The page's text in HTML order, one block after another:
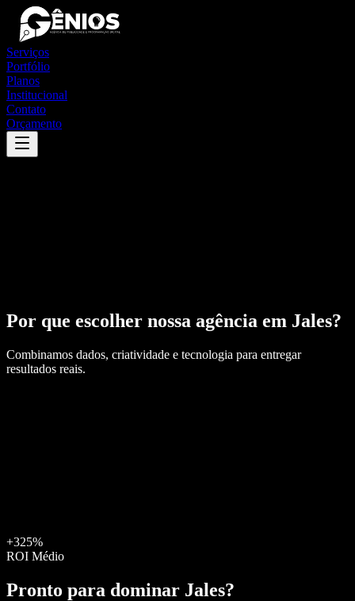
Serviços
Portfólio
Planos
Institucional
Contato
Orçamento
Por que escolher nossa agência em Jales?
Combinamos dados, criatividade e tecnologia para entregar
resultados reais.
+325%
ROI Médio
Pronto para dominar Jales?